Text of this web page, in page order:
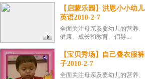
【启蒙乐园】洪恩小小幼儿
英语2010-2-7
全面关注母亲及婴幼儿的营养、
健康、成长和教育。倡导...
【宝贝秀场】自己叠衣服裤
子2010-2-7
全面关注母亲及婴幼儿的营养、